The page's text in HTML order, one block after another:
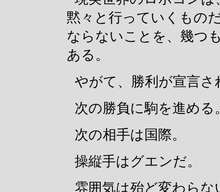
黙々と行っていくもの
ならないことを、幾つ
ある。
やがて、勝利が宣言さ
次の勝負に駒を進める
次の相手は国際。
操縦手はグエンだ。
雰囲気は殆ど変わら